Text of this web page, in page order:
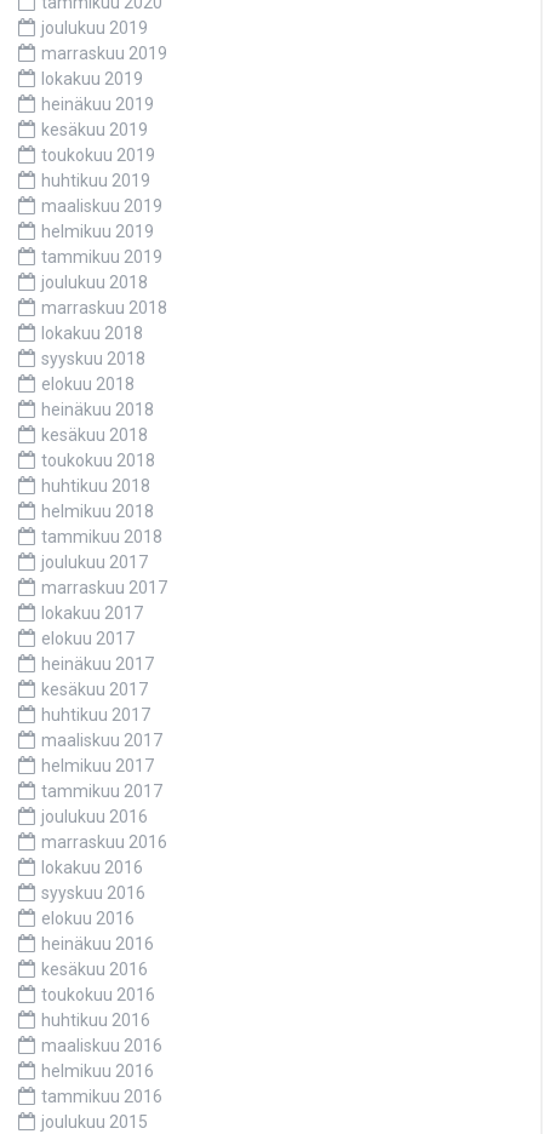
joulukuu 2019
marraskuu 2019
lokakuu 2019
heinäkuu 2019
kesäkuu 2019
toukokuu 2019
huhtikuu 2019
maaliskuu 2019
helmikuu 2019
tammikuu 2019
joulukuu 2018
marraskuu 2018
lokakuu 2018
syyskuu 2018
elokuu 2018
heinäkuu 2018
kesäkuu 2018
toukokuu 2018
huhtikuu 2018
helmikuu 2018
tammikuu 2018
joulukuu 2017
marraskuu 2017
lokakuu 2017
elokuu 2017
heinäkuu 2017
kesäkuu 2017
huhtikuu 2017
maaliskuu 2017
helmikuu 2017
tammikuu 2017
joulukuu 2016
marraskuu 2016
lokakuu 2016
syyskuu 2016
elokuu 2016
heinäkuu 2016
kesäkuu 2016
toukokuu 2016
huhtikuu 2016
maaliskuu 2016
helmikuu 2016
tammikuu 2016
joulukuu 2015